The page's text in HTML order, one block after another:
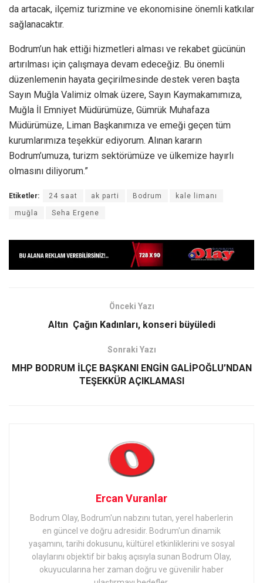
da artacak, ilçemiz turizmine ve ekonomisine önemli katkılar
sağlanacaktır.
Bodrum’un hak ettiği hizmetleri alması ve rekabet gücünün
artırılması için çalışmaya devam edeceğiz. Bu önemli
düzenlemenin hayata geçirilmesinde destek veren başta
Sayın Muğla Valimiz olmak üzere, Sayın Kaymakamımıza,
Muğla İl Emniyet Müdürümüze, Gümrük Muhafaza
Müdürümüze, Liman Başkanımıza ve emeği geçen tüm
kurumlarımıza teşekkür ediyorum. Alınan kararın
Bodrum’umuza, turizm sektörümüze ve ülkemize hayırlı
olmasını diliyorum.”
Etiketler: 24 saat ak parti Bodrum kale limanı
muğla Seha Ergene
Önceki Yazı
Altın Çağın Kadınları, konseri büyüledi
Sonraki Yazı
MHP BODRUM İLÇE BAŞKANI ENGİN GALİPOĞLU’NDAN
TEŞEKKÜR AÇIKLAMASI
Ercan Vuranlar
Bodrum Olay, Bodrum'un nabzını tutan, yerel haberlerin
en güncel ve doğru adresidir. Bodrum'un dinamik
yaşamını, tarihi dokusunu, kültürel etkinliklerini ve sosyal
olaylarını objektif bir bakış açısıyla sunan Bodrum Olay,
okuyucularına her zaman doğru ve güvenilir haber